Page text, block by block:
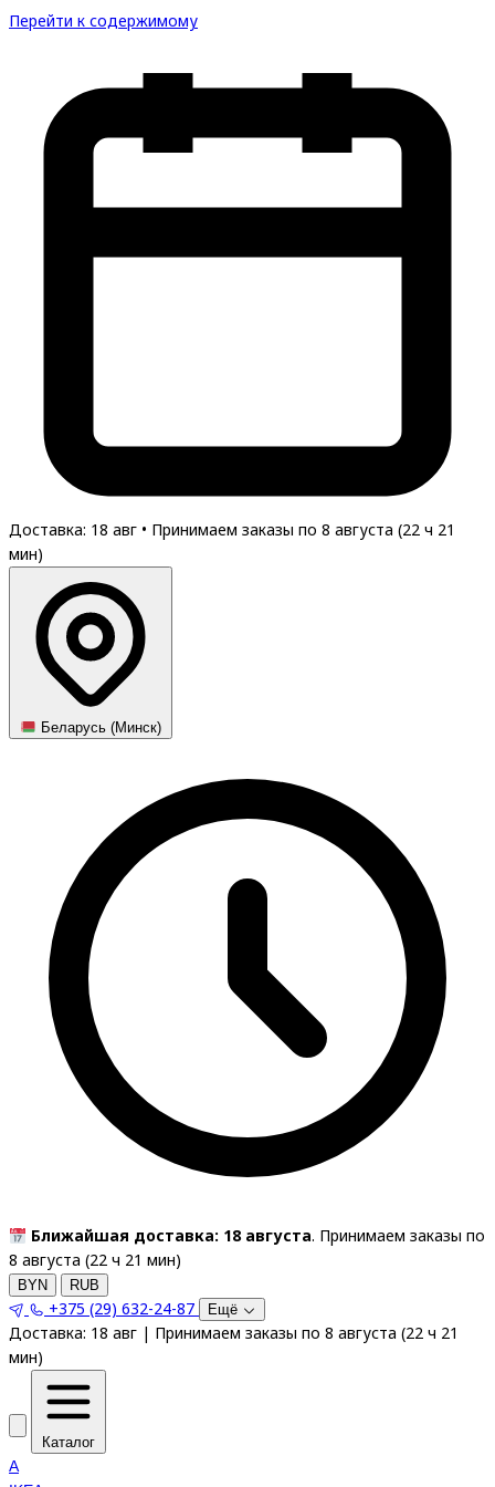
Перейти к содержимому
Доставка: 18 авг • Принимаем заказы по 8 августа (22 ч 21
мин)
Беларусь (Минск)
Ближайшая доставка: 18 августа. Принимаем заказы по
8 августа (22 ч 21 мин)
BYN RUB
+375 (29) 632-24-87 Ещё
Доставка: 18 авг | Принимаем заказы по 8 августа (22 ч 21
мин)
Каталог
A